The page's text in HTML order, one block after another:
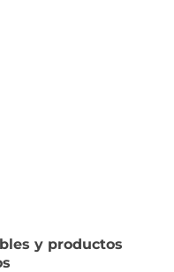
y productos